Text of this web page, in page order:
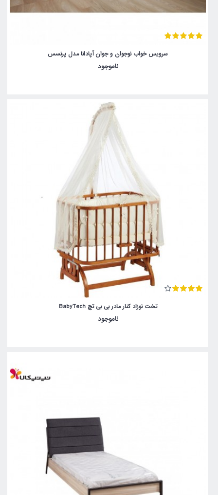
سرویس خواب نوجوان و جوان آپادانا مدل پرنسس
ناموجود
تخت نوزاد کنار مادر بی بی تچ BabyTech
ناموجود